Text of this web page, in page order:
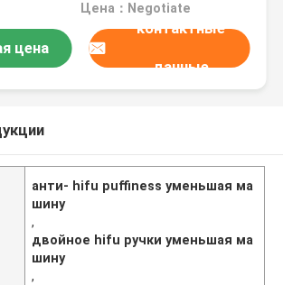
Цена：Negotiate
цена
контактные
данные
анти- hifu puffiness уменьшая ма
шину
,
двойное hifu ручки уменьшая ма
шину
,